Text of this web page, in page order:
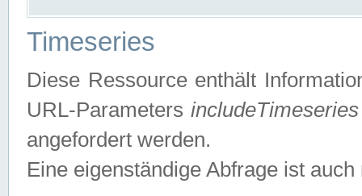
Timeseries
Diese Ressource enthält
URL-ParametersincludeTimeseries
angefordert werden.
Eine eigenständige Abfrage ist auch